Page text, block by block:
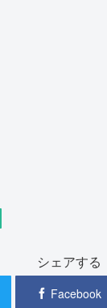
シェアする
Facebook